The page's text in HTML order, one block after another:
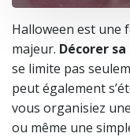
Halloween est une
majeur. Décorer
se limite pas
peut également
vous organisiez
ou même une